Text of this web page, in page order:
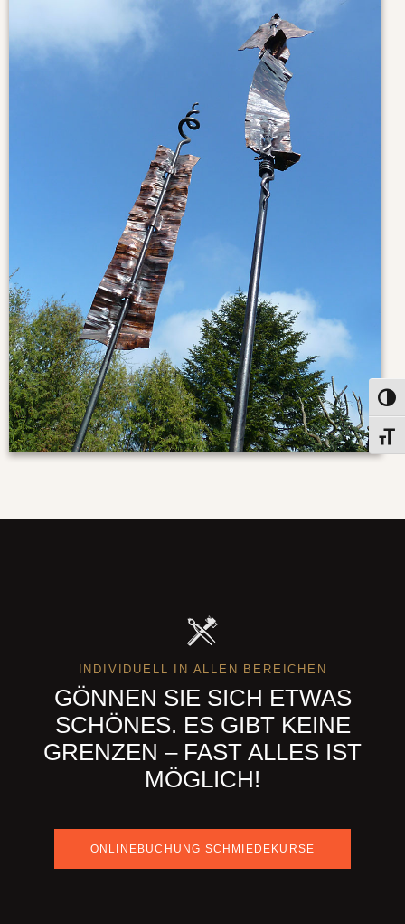
INDIVIDUELL IN ALLEN BEREICHEN
GÖNNEN SIE SICH ETWAS
SCHÖNES. ES GIBT KEINE
GRENZEN – FAST ALLES IST
MÖGLICH!
ONLINEBUCHUNG SCHMIEDEKURSE